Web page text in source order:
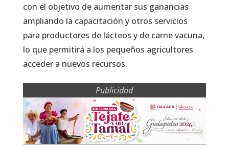
con el objetivo de aumentar sus ganancias
ampliando la capacitación y otros servicios
para productores de lácteos y de carne vacuna,
lo que permitirá a los pequeños agricultores
acceder a nuevos recursos.
Publicidad